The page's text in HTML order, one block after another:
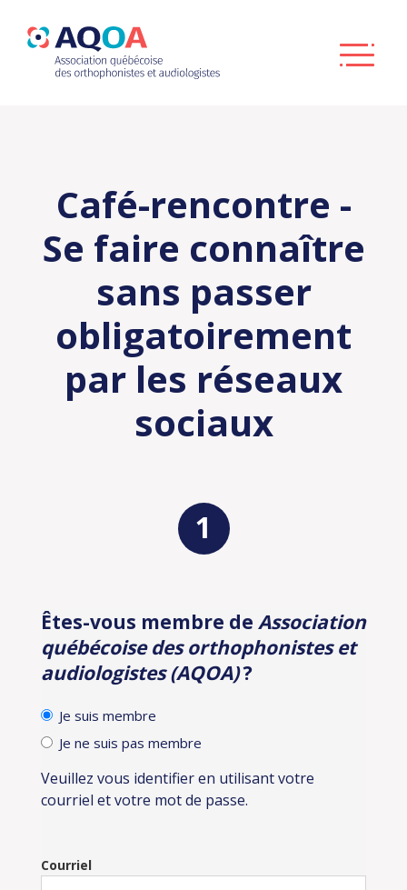
Café-rencontre -
Se faire connaître
sans passer
obligatoirement
par les réseaux
sociaux
Identification
Êtes-vous membre de Association
québécoise des orthophonistes et
audiologistes (AQOA)?
Je suis membre
Je ne suis pas membre
Veuillez vous identifier en utilisant votre
courriel et votre mot de passe.
Courriel